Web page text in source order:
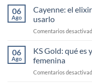
06
Ago
Cayenne: el
usarlo
Comentarios
06
Ago
KS Gold: qué es
femenina
Comentarios